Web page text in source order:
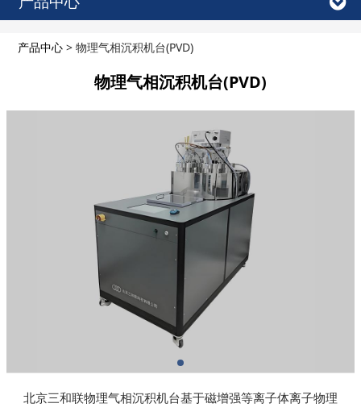
产品中心> 物理气相沉积机台(PVD)
物理气相沉积机台(PVD)
北京三和联物理气相沉积机台基于磁增强等离子体离子物理